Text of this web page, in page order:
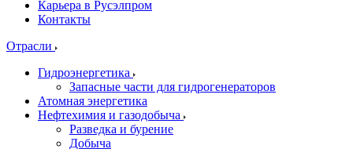
Карьера в Русэлпром
Контакты
Отрасли
Гидроэнергетика
Запасные части для гидрогенераторов
Атомная энергетика
Нефтехимия и газодобыча
Разведка и бурение
Добыча